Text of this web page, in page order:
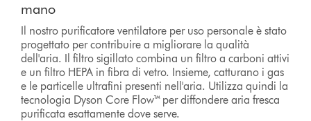
mano
Il nostro purificatore ventilatore per uso personale è stato
progettato per contribuire a migliorare la qualità
dell'aria. Il filtro sigillato combina un filtro a carboni attivi
e un filtro HEPA in fibra di vetro. Insieme, catturano i gas
e le particelle ultrafini presenti nell'aria. Utilizza quindi la
tecnologia Dyson Core Flow™ per diffondere aria fresca
purificata esattamente dove serve.